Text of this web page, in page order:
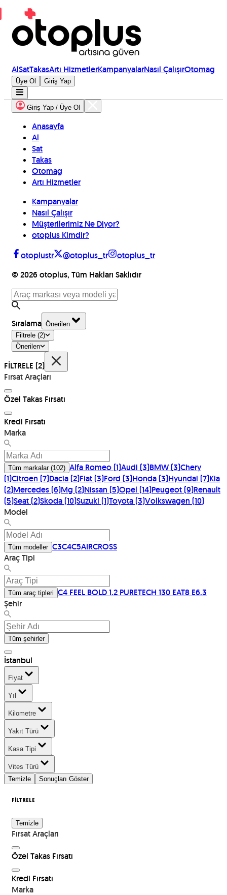
AlSatTakasArtı HizmetlerKampanyalarNasıl ÇalışırOtomag
Üye Ol Giriş Yap
Giriş Yap / Üye Ol
Anasayfa
Al
Sat
Takas
Otomag
Artı Hizmetler
Kampanyalar
Nasıl Çalışır
Müşterilerimiz Ne Diyor?
otoplus Kimdir?
otoplustr
@otoplus_tr
otoplus_tr
© 2026 otoplus, Tüm Hakları Saklıdır
Sıralama Önerilen
Filtrele (2)
Önerilen
FİLTRELE (2)
Fırsat Araçları
Özel Takas Fırsatı
Kredi Fırsatı
Marka
Tüm markalar(102) Alfa Romeo(1)Audi (3)BMW(3)Chery
(1)Citroen (7)Dacia(2)Fiat(3)Ford (3)Honda(3)Hyundai (7)Kia
(2)Mercedes(6)Mg (2)Nissan (5)Opel (14)Peugeot(9)Renault
(5)Seat(2)Skoda(10)Suzuki (1)Toyota(3)Volkswagen (10)
Model
Tüm modeller C3C4C5AIRCROSS
Araç Tipi
Tüm araç tipleri C4 FEEL BOLD 1.2 PURETECH 130 EAT8 E6.3
Şehir
Tüm şehirler
İstanbul
Fiyat
Yıl
Kilometre
Yakıt Türü
Kasa Tipi
Vites Türü
Temizle
Sonuçları Göster
FİLTRELE
Temizle
Fırsat Araçları
Özel Takas Fırsatı
Kredi Fırsatı
Marka